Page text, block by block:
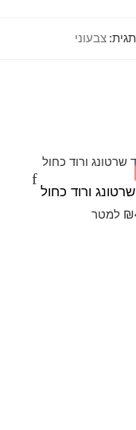
תגית: צבעוני
ורוד כחול
₪ למטר